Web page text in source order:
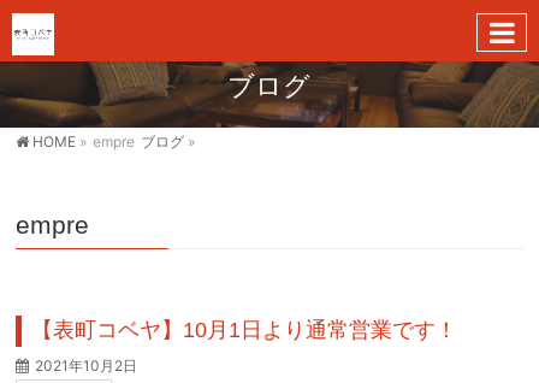
ブログ
HOME » empre ブログ »
empre
【表町コベヤ】10月1日より通常営業です！
2021年10月2日